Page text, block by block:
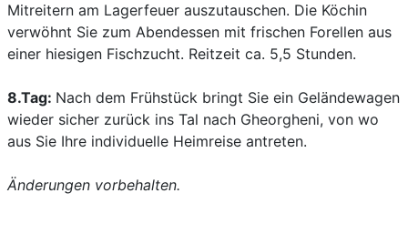
Mitreitern am Lagerfeuer auszutauschen. Die Köchin
verwöhnt Sie zum Abendessen mit frischen Forellen aus
einer hiesigen Fischzucht. Reitzeit ca. 5,5 Stunden.
8.Tag: Nach dem Frühstück bringt Sie ein Geländewagen
wieder sicher zurück ins Tal nach Gheorgheni, von wo
aus Sie Ihre individuelle Heimreise antreten.
Änderungen vorbehalten.